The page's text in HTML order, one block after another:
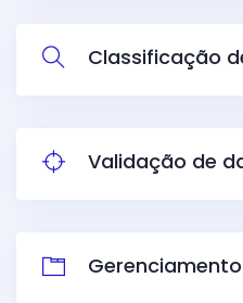
Classificação
Validação de